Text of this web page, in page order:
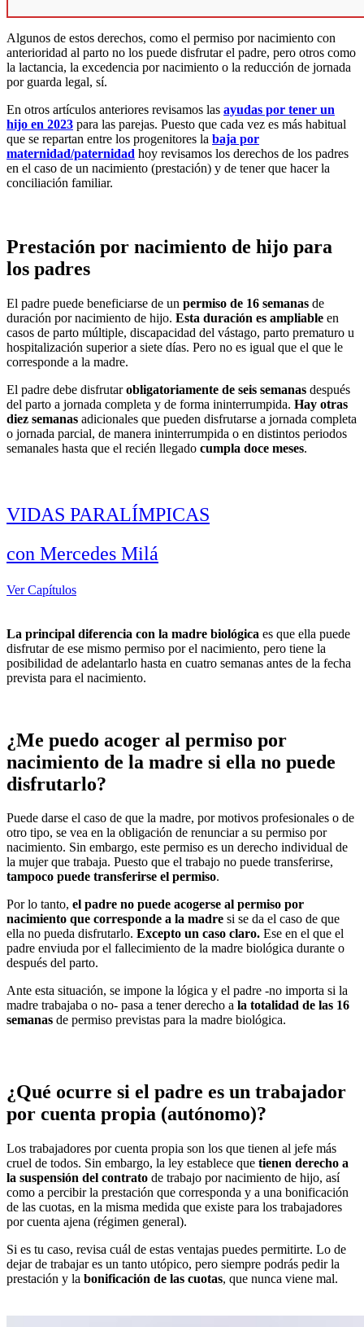
Algunos de estos derechos, como el permiso por nacimiento con
anterioridad al parto no los puede disfrutar el padre, pero otros como
la lactancia, la excedencia por nacimiento o la reducción de jornada
por guarda legal, sí.
En otros artículos anteriores revisamos las ayudas por tener un
hijo en 2023 para las parejas. Puesto que cada vez es más habitual
que se repartan entre los progenitores la baja por
maternidad/paternidad hoy revisamos los derechos de los padres
en el caso de un nacimiento (prestación) y de tener que hacer la
conciliación familiar.
Prestación por nacimiento de hijo para
los padres
El padre puede beneficiarse de un permiso de 16 semanas de
duración por nacimiento de hijo. Esta duración es ampliable en
casos de parto múltiple, discapacidad del vástago, parto prematuro u
hospitalización superior a siete días. Pero no es igual que el que le
corresponde a la madre.
El padre debe disfrutarobligatoriamente de seis semanas después
del parto a jornada completa y de forma ininterrumpida. Hay otras
diez semanas adicionales que pueden disfrutarse a jornada completa
o jornada parcial, de manera ininterrumpida o en distintos periodos
semanales hasta que el recién llegado cumpla doce meses.
VIDAS PARALÍMPICAS
con Mercedes Milá
Ver Capítulos
La principal diferencia con la madre biológica es que ella puede
disfrutar de ese mismo permiso por el nacimiento, pero tiene la
posibilidad de adelantarlo hasta en cuatro semanas antes de la fecha
prevista para el nacimiento.
¿Me puedo acoger al permiso por
nacimiento de la madre si ella no puede
disfrutarlo?
Puede darse el caso de que la madre, por motivos profesionales o de
otro tipo, se vea en la obligación de renunciar a su permiso por
nacimiento. Sin embargo, este permiso es un derecho individual de
la mujer que trabaja. Puesto que el trabajo no puede transferirse,
tampoco puede transferirse el permiso.
Por lo tanto, el padre no puede acogerse al permiso por
nacimiento que corresponde a la madre si se da el caso de que
ella no pueda disfrutarlo. Excepto un caso claro. Ese en el que el
padre enviuda por el fallecimiento de la madre biológica durante o
después del parto.
Ante esta situación, se impone la lógica y el padre -no importa si la
madre trabajaba o no- pasa a tener derecho a la totalidad de las 16
semanas de permiso previstas para la madre biológica.
¿Qué ocurre si el padre es un trabajador
por cuenta propia (autónomo)?
Los trabajadores por cuenta propia son los que tienen al jefe más
cruel de todos. Sin embargo, la ley establece que tienen derecho a
la suspensión del contrato de trabajo por nacimiento de hijo, así
como a percibir la prestación que corresponda y a una bonificación
de las cuotas, en la misma medida que existe para los trabajadores
por cuenta ajena (régimen general).
Si es tu caso, revisa cuál de estas ventajas puedes permitirte. Lo de
dejar de trabajar es un tanto utópico, pero siempre podrás pedir la
prestación y la bonificación de las cuotas, que nunca viene mal.